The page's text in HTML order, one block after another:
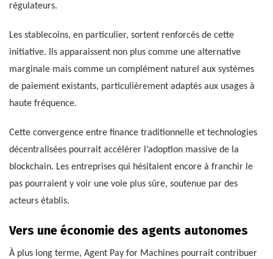
régulateurs.
Les stablecoins, en particulier, sortent renforcés de cette
initiative. Ils apparaissent non plus comme une alternative
marginale mais comme un complément naturel aux systèmes
de paiement existants, particulièrement adaptés aux usages à
haute fréquence.
Cette convergence entre finance traditionnelle et technologies
décentralisées pourrait accélérer l’adoption massive de la
blockchain. Les entreprises qui hésitaient encore à franchir le
pas pourraient y voir une voie plus sûre, soutenue par des
acteurs établis.
Vers une économie des agents autonomes
À plus long terme, Agent Pay for Machines pourrait contribuer